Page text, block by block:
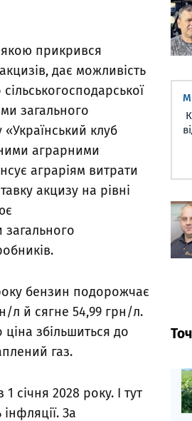
прикрився
дає можливість
загального
клуб
аграрними
аграріям витрати
акцизу на рівні
загального
бензин подорожчає
л й сягне 54,99 грн/л.
збільшиться до
газ.
січня 2028 року. І тут
За